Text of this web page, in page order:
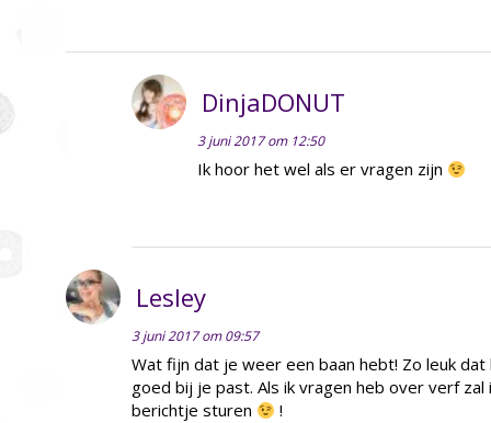
DinjaDONUT
3 juni 2017 om 12:50
Ik hoor het wel als er vragen zijn
Lesley
3 juni 2017 om 09:57
Wat fijn dat je weer een baan hebt! Zo leuk
goed bij je past. Als ik vragen heb over verf zal
berichtje sturen
!